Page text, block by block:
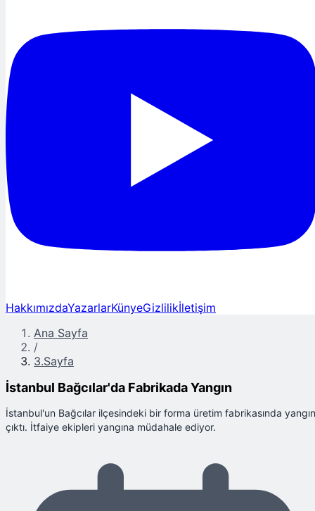
HakkımızdaYazarlarKünyeGizlilikİletişim
Ana Sayfa
/
3.Sayfa
İstanbul Bağcılar'da Fabrikada Yangın
İstanbul'un Bağcılar ilçesindeki bir forma üretim fabrikasında yangın
çıktı. İtfaiye ekipleri yangına müdahale ediyor.